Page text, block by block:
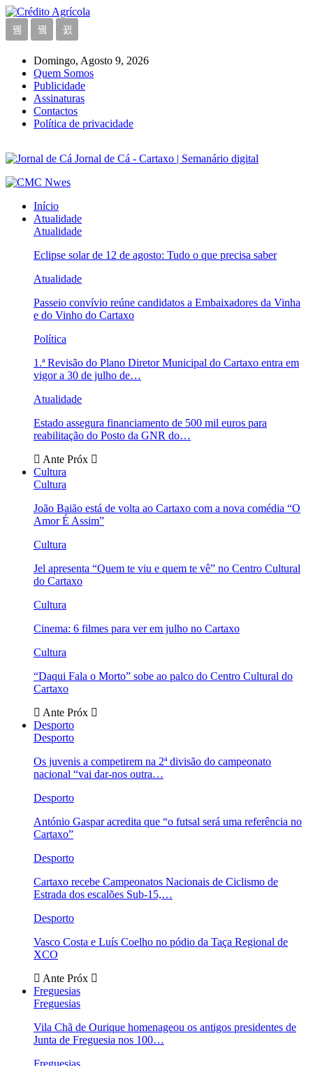
Domingo, Agosto 9, 2026
Quem Somos
Publicidade
Assinaturas
Contactos
Política de privacidade
Jornal de Cá - Cartaxo | Semanário digital
Início
Atualidade
Atualidade
Eclipse solar de 12 de agosto: Tudo o que precisa saber
Atualidade
Passeio convívio reúne candidatos a Embaixadores da Vinha
e do Vinho do Cartaxo
Política
1.ª Revisão do Plano Diretor Municipal do Cartaxo entra em
vigor a 30 de julho de…
Atualidade
Estado assegura financiamento de 500 mil euros para
reabilitação do Posto da GNR do…
Ante Próx
Cultura
Cultura
João Baião está de volta ao Cartaxo com a nova comédia “O
Amor É Assim”
Cultura
Jel apresenta “Quem te viu e quem te vê” no Centro Cultural
do Cartaxo
Cultura
Cinema: 6 filmes para ver em julho no Cartaxo
Cultura
“Daqui Fala o Morto” sobe ao palco do Centro Cultural do
Cartaxo
Ante Próx
Desporto
Desporto
Os juvenis a competirem na 2ª divisão do campeonato
nacional “vai dar-nos outra…
Desporto
António Gaspar acredita que “o futsal será uma referência no
Cartaxo”
Desporto
Cartaxo recebe Campeonatos Nacionais de Ciclismo de
Estrada dos escalões Sub-15,…
Desporto
Vasco Costa e Luís Coelho no pódio da Taça Regional de
XCO
Ante Próx
Freguesias
Freguesias
Vila Chã de Ourique homenageou os antigos presidentes de
Junta de Freguesia nos 100…
Freguesias